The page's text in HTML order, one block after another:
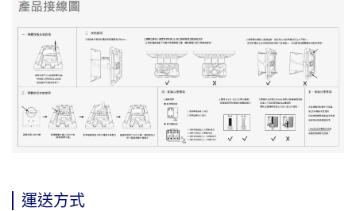
運送方式